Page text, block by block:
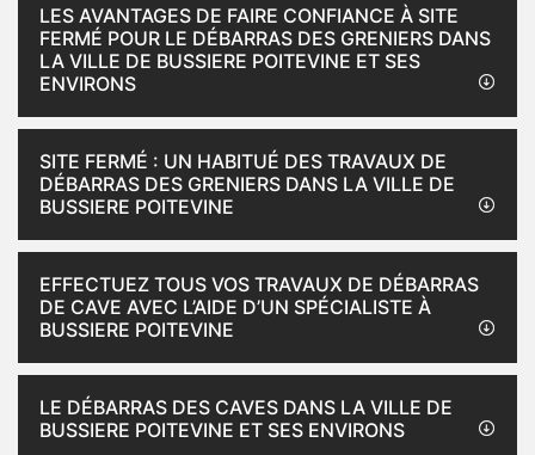
LES AVANTAGES DE FAIRE CONFIANCE À SITE
FERMÉ POUR LE DÉBARRAS DES GRENIERS DANS
LA VILLE DE BUSSIERE POITEVINE ET SES
ENVIRONS
SITE FERMÉ : UN HABITUÉ DES TRAVAUX DE
DÉBARRAS DES GRENIERS DANS LA VILLE DE
BUSSIERE POITEVINE
EFFECTUEZ TOUS VOS TRAVAUX DE DÉBARRAS
DE CAVE AVEC L’AIDE D’UN SPÉCIALISTE À
BUSSIERE POITEVINE
LE DÉBARRAS DES CAVES DANS LA VILLE DE
BUSSIERE POITEVINE ET SES ENVIRONS